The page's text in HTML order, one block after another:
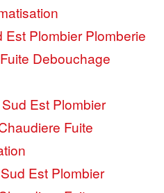
Plombier Plomberie
Debouchage
Est Plombier
Fuite
Est Plombier